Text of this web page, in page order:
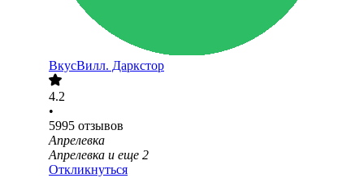
ВкусВилл. Даркстор
4.2
•
5995 отзывов
Апрелевка
Апрелевка и еще 2
Откликнуться